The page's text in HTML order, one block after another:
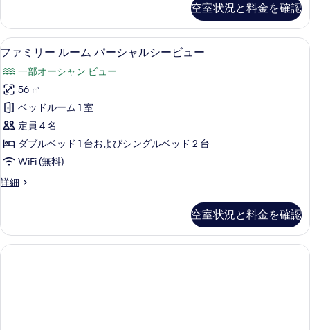
ー
シ
ャ
ル
シ
ー
ビ
ュ
ー
の
て
の
ア
ル
ー
パ
ー
シ
ャ
ル
シ
ー
ビ
ー
細
空室状況と料金を確認
フ
ァ
ミ
リ
ー
ル
ー
ム
パ
シ
ャ
ファミリー ルーム パーシャルシー
6
ファミリー ルーム パーシャルシービュー
一部オーシャン ビュー
56 ㎡
ベッドルーム 1 室
定員 4 名
ダブルベッド 1 台およびシングルベッド 2 台
WiFi (無料)
詳細
フ
ー
ル
ー
空室状況と料金を確認